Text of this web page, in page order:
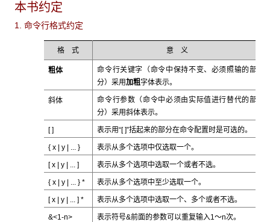
本书约定
1. 命令行格式约定
格 式 意 义
粗体
命令行关键字（命令中保持不变、必须照输的部
分）采用加粗字体表示。
斜体
命令行参数（命令中必须由实际值进行替代的部
分）采用斜体表示。
[ ] 表示用“[ ]”括起来的部分在命令配置时是可选的。
{ x | y | ... } 表示从多个选项中仅选取一个。
[ x | y | ... ] 表示从多个选项中选取一个或者不选。
{ x | y | ... } * 表示从多个选项中至少选取一个。
[ x | y | ... ] * 表示从多个选项中选取一个、多个或者不选。
&<1-n> 表示符号&前面的参数可以重复输入1～n次。